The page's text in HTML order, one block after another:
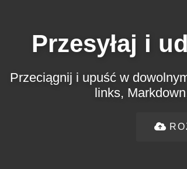
Przesyłaj i
Przeciągnij i upuść w
links,